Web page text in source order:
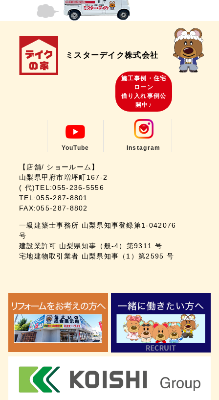
ミスターデイク株式会社
YouTube
施工事例・住宅
ローン
借り入れ事例公
開中♪
Instagram
【店舗/ ショールーム】
山梨県甲府市増坪町167-2
( 代)TEL:055-236-5556
TEL:055-287-8801
FAX:055-287-8802
一級建築士事務所 山梨県知事登録第1-042076
号
建設業許可 山梨県知事（般-4）第9311 号
宅地建物取引業者 山梨県知事（1）第2595 号